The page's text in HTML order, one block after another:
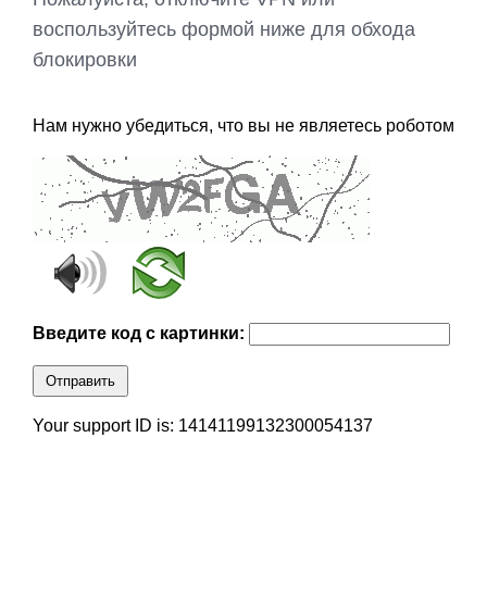
воспользуйтесь формой ниже для обхода
блокировки
Нам нужно убедиться, что вы не являетесь роботом
Введите код с картинки:
Отправить
Your support ID is: 14141199132300054137